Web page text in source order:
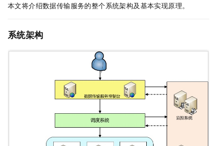
本文将介绍数据传输服务的整个系统架构及基本实现原理。
系统架构